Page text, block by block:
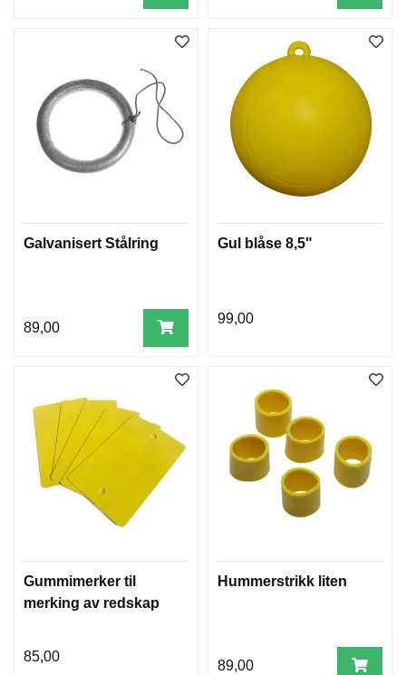
Galvanisert Stålring
89,00
Gul blåse 8,5"
99,00
Gummimerker til
merking av redskap
85,00
Hummerstrikk liten
89,00